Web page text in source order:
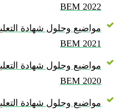
BEM 2022
BEM 2021
BEM 2020